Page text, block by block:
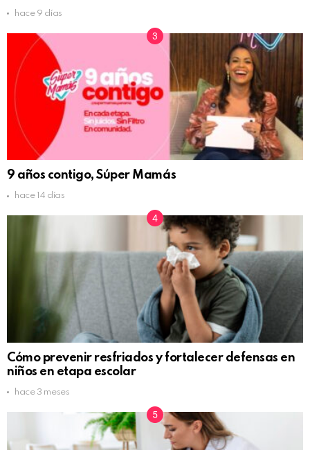
hace 9 días
9 años contigo, Súper Mamás
hace 14 días
Cómo prevenir resfriados y fortalecer defensas en
niños en etapa escolar
hace 3 meses